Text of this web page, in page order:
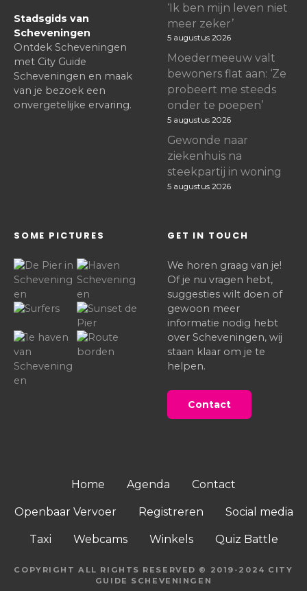
Stadsgids van
Scheveningen
Ontdek Scheveningen
met City Guide
Scheveningen en maak
van je bezoek een
onvergetelijke ervaring.
‘Ik ben mijn leven niet
meer zeker’
5 augustus 2026
Moedermeeuw valt
bewoners flat aan: ‘Ze
probeert me steeds
onder te poepen’
5 augustus 2026
Gewonde naar
ziekenhuis na
steekpartij in woning
5 augustus 2026
SOME PICTURES GET IN TOUCH
We horen graag van je!
Of je nu vragen hebt,
suggesties wilt doen of
gewoon meer
informatie nodig hebt
over Scheveningen, wij
staan klaar om je te
helpen.
Contact
Home Agenda Contact
Openbaar Vervoer Registreren Social media
Taxi Webcams Winkels Quiz Battle
COPYRIGHT ALL RIGHTS RESERVED © 2019-2024 CITY
GUIDE SCHEVENINGEN